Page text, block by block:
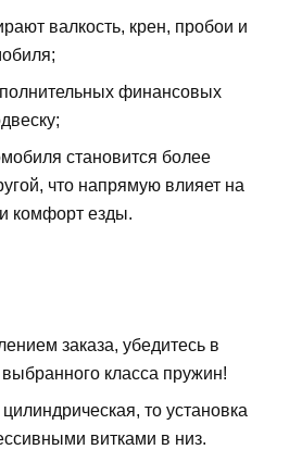
валкость, крен, пробои и
финансовых
становится более
что напрямую влияет на
комфорт езды.
заказа, убедитесь в
класса пружин!
то установка
витками в низ.